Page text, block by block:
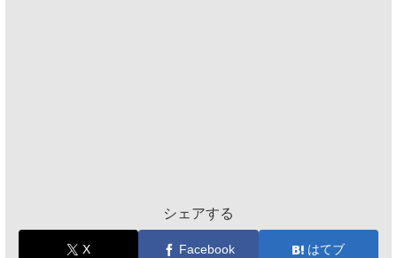
シェアする
X Facebook はてブ